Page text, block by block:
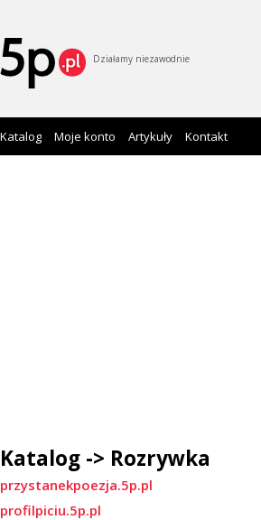
Działamy niezawodnie
Katalog Moje konto Artykuły Kontakt
Katalog -> Rozrywka
przystanekpoezja.5p.pl
profilpiciu.5p.pl